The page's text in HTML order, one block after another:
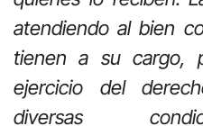
atendiendo al bien
tienen a su cargo,
ejercicio del
diversas